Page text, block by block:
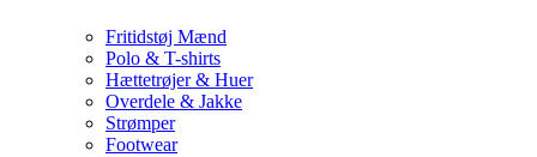
Fritidstøj Mænd
Polo & T-shirts
Hættetrøjer & Huer
Overdele & Jakke
Strømper
Footwear